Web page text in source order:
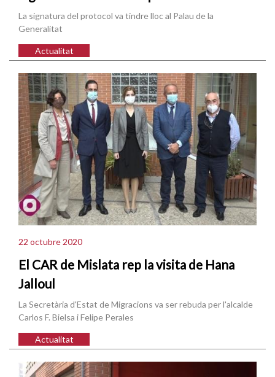
La signatura del protocol va tindre lloc al Palau de la
Generalitat
Actualitat
22 octubre 2020
El CAR de Mislata rep la visita de Hana
Jalloul
La Secretària d'Estat de Migracions va ser rebuda per l'alcalde
Carlos F. Bielsa i Felipe Perales
Actualitat